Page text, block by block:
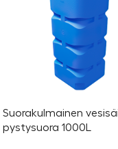
Suorakulmainen
pystysuora 1000L